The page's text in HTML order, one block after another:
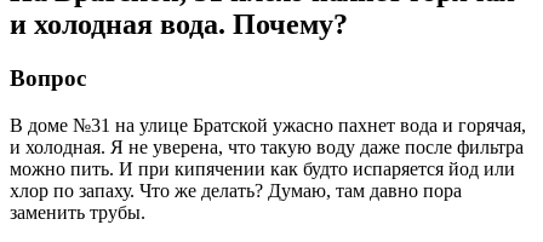
и холодная вода. Почему?
Вопрос
В доме №31 на улице Братской ужасно пахнет вода и горячая,
и холодная. Я не уверена, что такую воду даже после фильтра
можно пить. И при кипячении как будто испаряется йод или
хлор по запаху. Что же делать? Думаю, там давно пора
заменить трубы.